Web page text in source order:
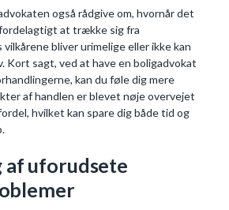
også rådgive om, hvornår det
at trække sig fra
bliver urimelige eller ikke kan
Kort sagt, ved at have en boligadvokat
kan du føle dig mere
af handlen er blevet nøje overvejet
hvilket kan spare dig både tid og
af uforudsete